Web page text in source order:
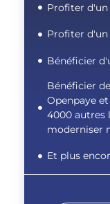
Profiter
Profiter
Bénéficier
Bénéficier
Openpaye
4000 autres
moderniser
Et plus